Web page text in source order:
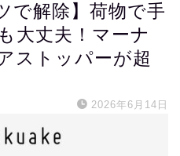
で解除】荷物で手
大丈夫！マーナ
ストッパーが超
2026年6月14日